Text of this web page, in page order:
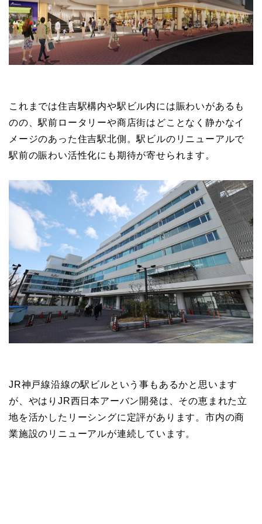
これまでは住吉駅構内や駅ビル内には賑わいがあるも
のの、駅前ロータリーや商店街はどことなく静かなイ
メージのあった住吉駅北側。駅ビルのリニューアルで
駅前の賑わい活性化にも期待が寄せられます。
JR神戸線沿線の駅ビルという事もあるかと思います
が、やはりJR西日本アーバン開発は、その恵まれた立
地を活かしたリーシングに定評があります。市内の商
業施設のリニューアルが連続しています。